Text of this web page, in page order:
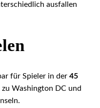
ausfallen
für Spieler in der 45
zu Washington DC und